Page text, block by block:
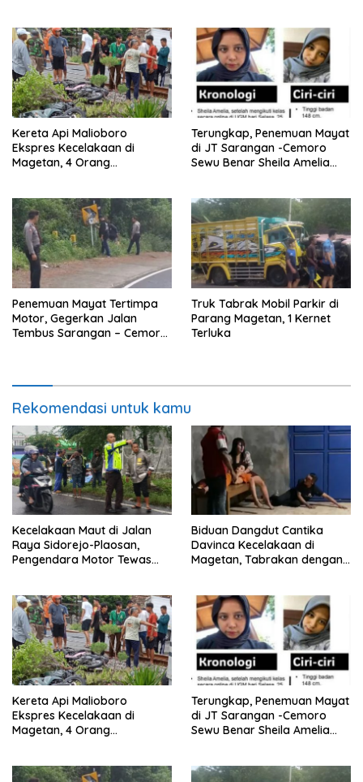
Kereta Api Malioboro
Ekspres Kecelakaan di
Magetan, 4 Orang
Terungkap, Penemuan Mayat
di JT Sarangan -Cemoro
Sewu Benar Sheila Amelia
Penemuan Mayat Tertimpa
Motor, Gegerkan Jalan
Tembus Sarangan – Cemoro
Truk Tabrak Mobil Parkir di
Parang Magetan, 1 Kernet
Terluka
Rekomendasi untuk kamu
Kecelakaan Maut di Jalan
Raya Sidorejo-Plaosan,
Pengendara Motor Tewas
Biduan Dangdut Cantika
Davinca Kecelakaan di
Magetan, Tabrakan dengan
Kereta Api Malioboro
Ekspres Kecelakaan di
Magetan, 4 Orang
Terungkap, Penemuan Mayat
di JT Sarangan -Cemoro
Sewu Benar Sheila Amelia